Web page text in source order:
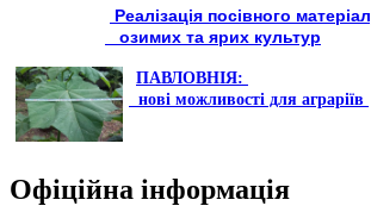
Реалізація посівного
озимих та ярих культур
ПАВЛОВНІЯ:
нові можливості для аграріїв
Офіційна інформація